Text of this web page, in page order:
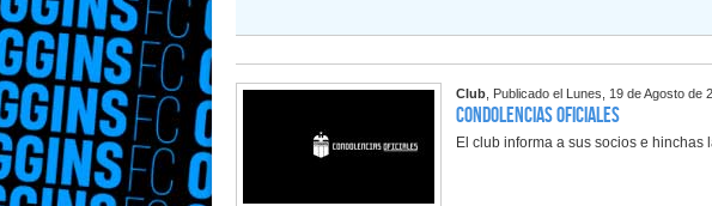
Club , Publicado el Lunes, 19 de Agosto de
Condolencias oficiales
El club informa a sus socios e